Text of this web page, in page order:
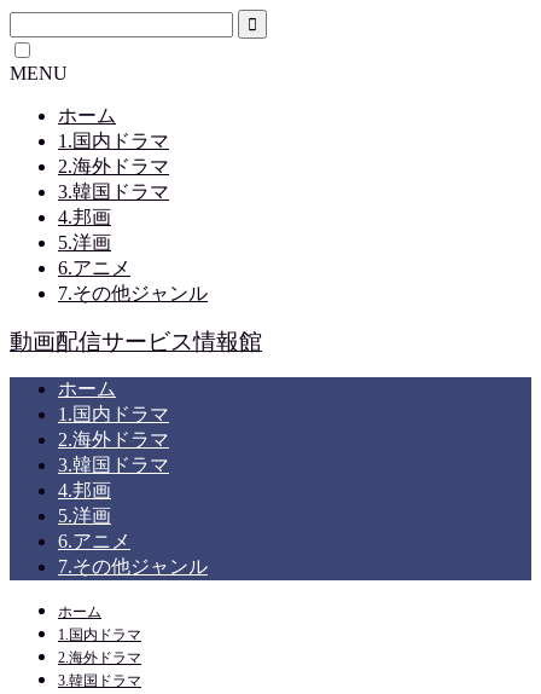
MENU
ホーム
1.国内ドラマ
2.海外ドラマ
3.韓国ドラマ
4.邦画
5.洋画
6.アニメ
7.その他ジャンル
動画配信サービス情報館
ホーム
1.国内ドラマ
2.海外ドラマ
3.韓国ドラマ
4.邦画
5.洋画
6.アニメ
7.その他ジャンル
ホーム
1.国内ドラマ
2.海外ドラマ
3.韓国ドラマ